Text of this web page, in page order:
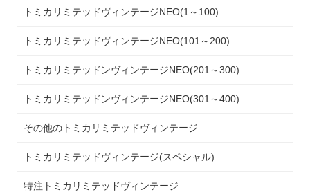
トミカリミテッドヴィンテージNEO(1～100)
トミカリミテッドヴィンテージNEO(101～200)
トミカリミテッドンヴィンテージNEO(201～300)
トミカリミテッドンヴィンテージNEO(301～400)
その他のトミカリミテッドヴィンテージ
トミカリミテッドヴィンテージ(スペシャル)
特注トミカリミテッドヴィンテージ